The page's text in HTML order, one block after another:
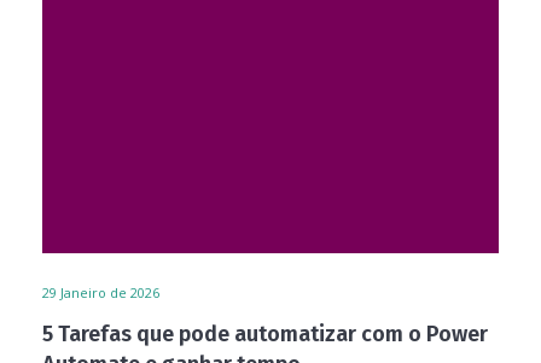
29 Janeiro de 2026
5 Tarefas que pode automatizar com o Power